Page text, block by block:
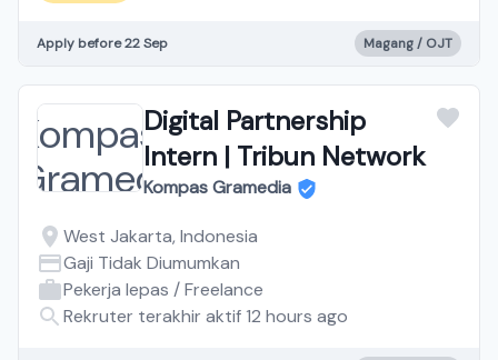
Apply before 22 Sep Magang / OJT
Digital Partnership
Intern | Tribun Network
Kompas Gramedia
West Jakarta, Indonesia
Gaji Tidak Diumumkan
Pekerja lepas / Freelance
Rekruter terakhir aktif 12 hours ago